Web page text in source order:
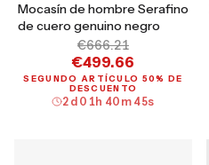
Mocasín de hombre Serafino
de cuero genuino negro
€666.21
€499.66
SEGUNDO ARTÍCULO 50% DE
DESCUENTO
2 d 01h 40 m 44s